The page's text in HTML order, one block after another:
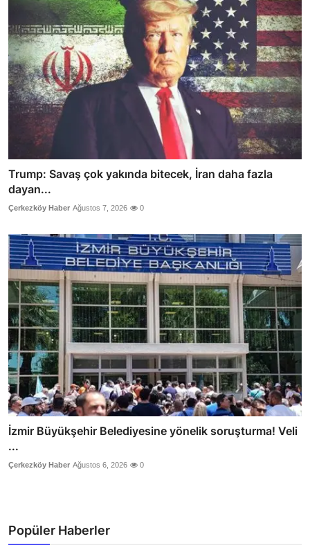
Trump: Savaş çok yakında bitecek, İran daha fazla
dayan...
Çerkezköy Haber Ağustos 7, 2026 0
İzmir Büyükşehir Belediyesine yönelik soruşturma! Veli
...
Çerkezköy Haber Ağustos 6, 2026 0
Popüler Haberler